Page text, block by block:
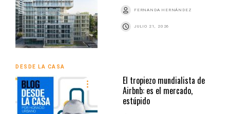
FERNANDA HERNÁNDEZ
JULIO 21, 2026
DESDE LA CASA
El tropiezo mundialista de
Airbnb: es el mercado,
estúpido